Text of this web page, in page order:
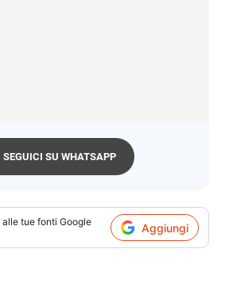
SEGUICI SU WHATSAPP
alle tue fonti Google
Aggiungi